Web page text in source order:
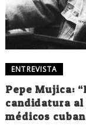
ENTREVISTA
Pepe Mujica:
candidatura al
médicos